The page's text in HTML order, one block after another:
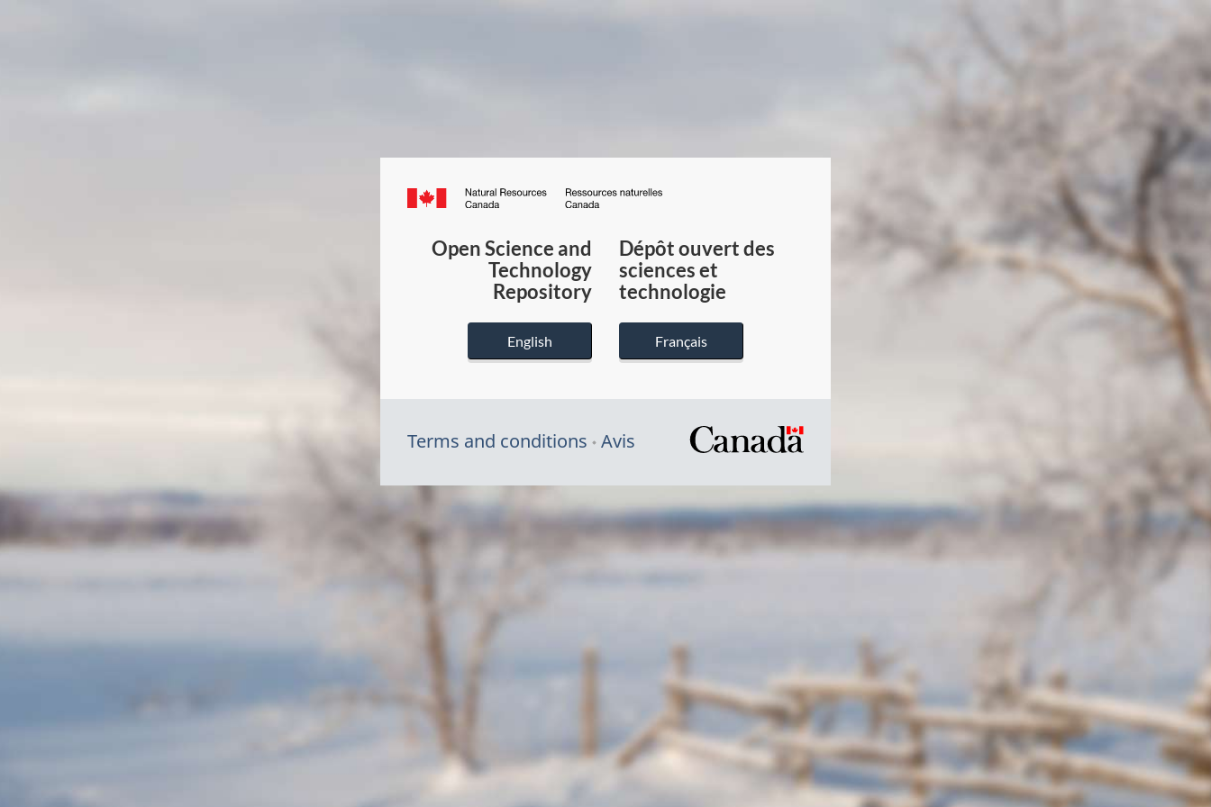
Canada.ca
du
Canada
Open Science and
Technology
Repository
English
Dépôt ouvert des
sciences et
technologie
Français
Terms and conditions Avis
/
du
gouvernement
du